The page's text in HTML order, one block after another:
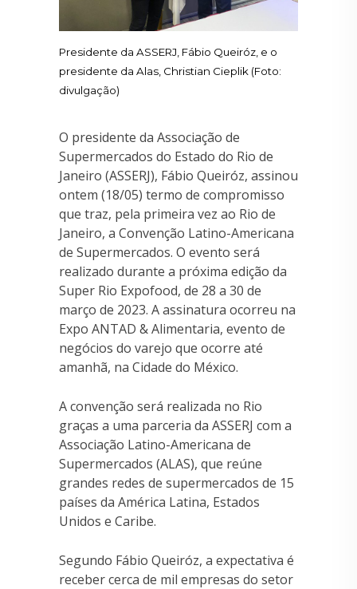
Presidente da ASSERJ, Fábio Queiróz, e o
presidente da Alas, Christian Cieplik (Foto:
divulgação)
O presidente da Associação de
Supermercados do Estado do Rio de
Janeiro (ASSERJ), Fábio Queiróz, assinou
ontem (18/05) termo de compromisso
que traz, pela primeira vez ao Rio de
Janeiro, a Convenção Latino-Americana
de Supermercados. O evento será
realizado durante a próxima edição da
Super Rio Expofood, de 28 a 30 de
março de 2023. A assinatura ocorreu na
Expo ANTAD & Alimentaria, evento de
negócios do varejo que ocorre até
amanhã, na Cidade do México.
A convenção será realizada no Rio
graças a uma parceria da ASSERJ com a
Associação Latino-Americana de
Supermercados (ALAS), que reúne
grandes redes de supermercados de 15
países da América Latina, Estados
Unidos e Caribe.
Segundo Fábio Queiróz, a expectativa é
receber cerca de mil empresas do setor